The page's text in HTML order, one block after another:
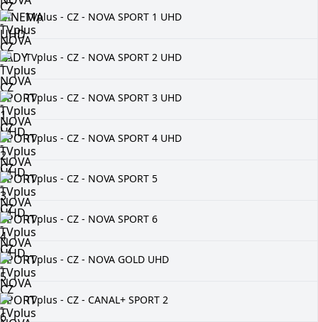
TVplus - CZ - NOVA SPORT 1 UHD
TVplus - CZ - NOVA SPORT 2 UHD
TVplus - CZ - NOVA SPORT 3 UHD
TVplus - CZ - NOVA SPORT 4 UHD
TVplus - CZ - NOVA SPORT 5
TVplus - CZ - NOVA SPORT 6
TVplus - CZ - NOVA GOLD UHD
TVplus - CZ - CANAL+ SPORT 2